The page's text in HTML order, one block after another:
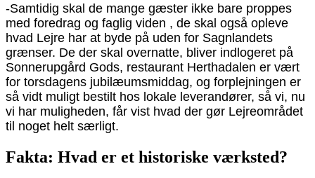
-Samtidig skal de mange gæster ikke bare proppes
med foredrag og faglig viden , de skal også opleve
hvad Lejre har at byde på uden for Sagnlandets
grænser. De der skal overnatte, bliver indlogeret på
Sonnerupgård Gods, restaurant Herthadalen er vært
for torsdagens jubilæumsmiddag, og forplejningen er
så vidt muligt bestilt hos lokale leverandører, så vi, nu
vi har muligheden, får vist hvad der gør Lejreområdet
til noget helt særligt.
Fakta: Hvad er et historiske værksted?